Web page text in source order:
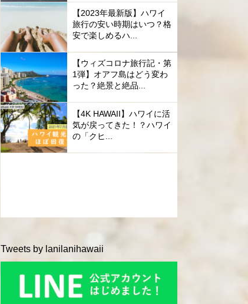
【2023年最新版】ハワイ
旅行の安い時期はいつ？格
安で楽しめるハ...
【ウィズコロナ旅行記・第
1弾】オアフ島はどう変わ
った？絶景と絶品...
【4K HAWAII】ハワイに活
気が戻ってきた！？ハワイ
の「クヒ...
Tweets by lanilanihawaii